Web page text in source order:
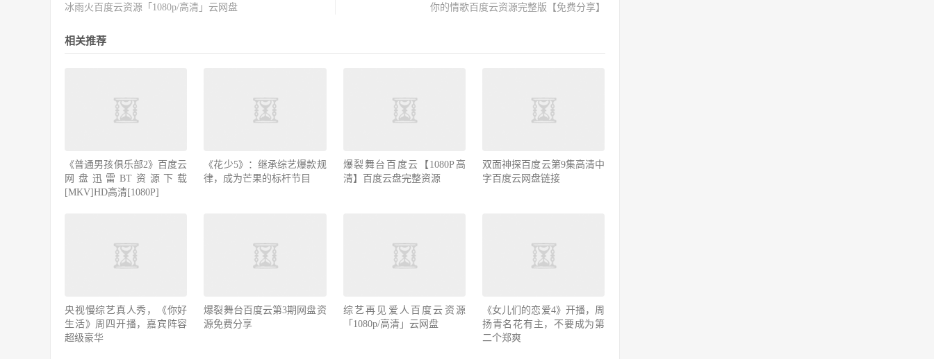
冰雨火百度云资源「1080p/高清」云网盘
你的情歌百度云资源完整版【免费分享】
相关推荐
《普通男孩俱乐部2》百度云
网盘迅雷BT资源下载
[MKV]HD高清[1080P]
《花少5》：继承综艺爆款规
律，成为芒果的标杆节目
爆裂舞台百度云【1080P高
清】百度云盘完整资源
双面神探百度云第9集高清中
字百度云网盘链接
央视慢综艺真人秀，《你好
生活》周四开播，嘉宾阵容
超级豪华
爆裂舞台百度云第3期网盘资
源免费分享
综艺再见爱人百度云资源
「1080p/高清」云网盘
《女儿们的恋爱4》开播，周
扬青名花有主，不要成为第
二个郑爽